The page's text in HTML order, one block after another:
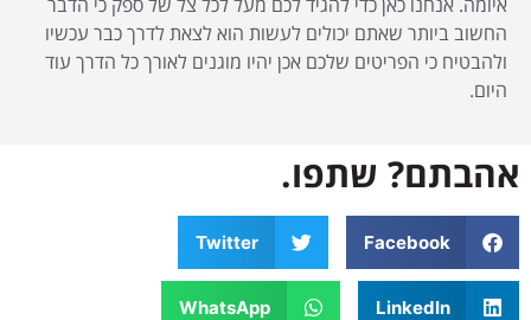
החשוב ביותר שאתם יכולים לעשות הוא לצאת לדרך כבר עכשיו
ולהבטיח כי הפריטים שלכם אכן יהיו מוגנים לאורך כל הדרך עוד
היום.
אהבתם? שתפו.
Facebook
Twitter
LinkedIn
WhatsApp